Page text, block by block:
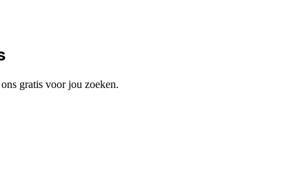
gratis voor jou zoeken.